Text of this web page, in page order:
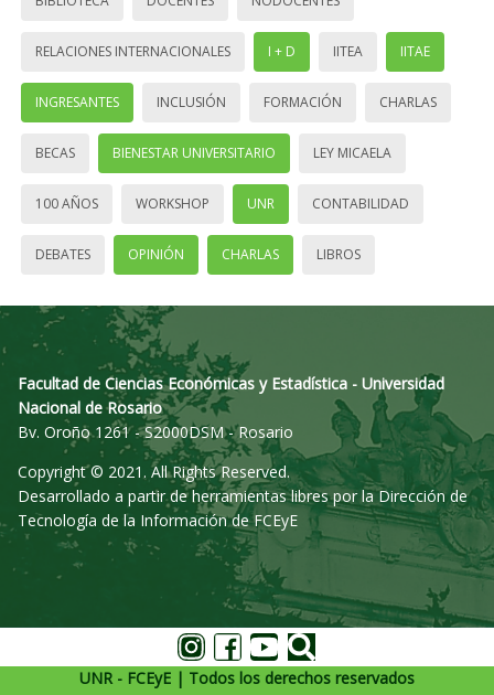
RELACIONES INTERNACIONALES I + D IITEA IITAE
INGRESANTES INCLUSIÓN FORMACIÓN CHARLAS
BECAS BIENESTAR UNIVERSITARIO LEY MICAELA
100 AÑOS WORKSHOP UNR CONTABILIDAD
DEBATES OPINIÓN CHARLAS LIBROS
Facultad de Ciencias Económicas y Estadística - Universidad
Nacional de Rosario
Bv. Oroño 1261 - S2000DSM - Rosario
Copyright © 2021. All Rights Reserved.
Desarrollado a partir de herramientas libres por la Dirección de
Tecnología de la Información de FCEyE
UNR - FCEyE | Todos los derechos reservados